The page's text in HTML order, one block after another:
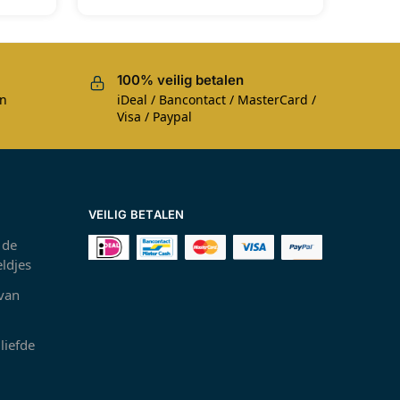
100% veilig betalen
iDeal / Bancontact / MasterCard /
Visa / Paypal
VEILIG BETALEN